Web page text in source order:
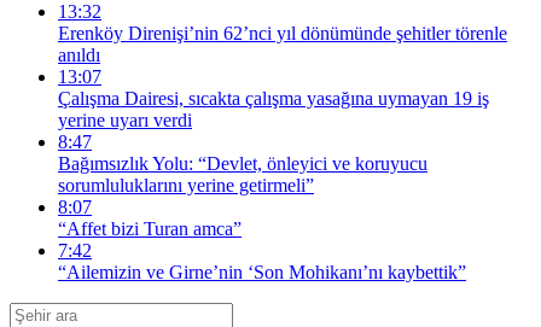
13:32
Erenköy Direnişi’nin 62’nci yıl dönümünde şehitler törenle
anıldı
13:07
Çalışma Dairesi, sıcakta çalışma yasağına uymayan 19 iş
yerine uyarı verdi
8:47
Bağımsızlık Yolu: “Devlet, önleyici ve koruyucu
sorumluluklarını yerine getirmeli”
8:07
“Affet bizi Turan amca”
7:42
“Ailemizin ve Girne’nin ‘Son Mohikanı’nı kaybettik”